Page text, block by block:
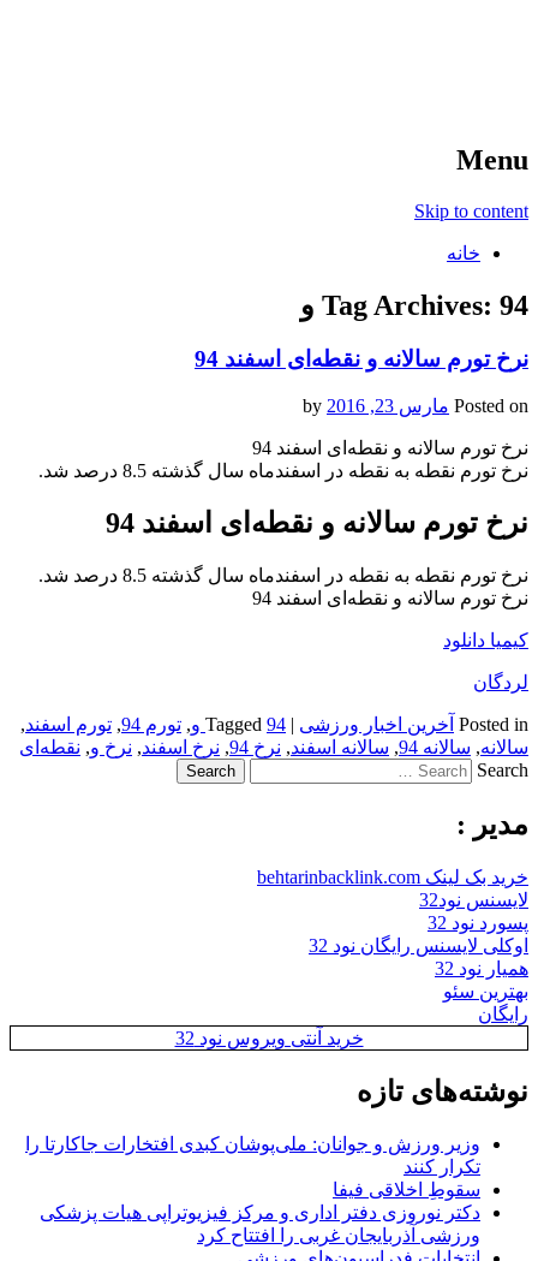
Menu
Skip to content
خانه
Tag Archives: 94 و
نرخ تورم سالانه و نقطه‌ای اسفند 94
Posted on مارس 23, 2016
نرخ تورم سالانه و نقطه‌ای اسفند 94
نرخ تورم نقطه به نقطه در اسفندماه سال گذشته 8.5 درصد شد.
نرخ تورم سالانه و نقطه‌ای اسفند 94
نرخ تورم نقطه به نقطه در اسفندماه سال گذشته 8.5 درصد شد.
نرخ تورم سالانه و نقطه‌ای اسفند 94
کیمیا دانلود
لردگان
Posted in آخرین اخبار ورزشی |
Tagged 94 و , تورم 94 , تورم اسفند,
سالانه, سالانه 94 , سالانه اسفند, نرخ 94 , نرخ اسفند, نرخ و, نقطه‌ای
Search
مدیر :
خرید بک لینک behtarinbacklink.com
لایسنس نود32
پسورد نود 32
اوکلی لایسنس رایگان نود 32
همیار نود 32
بهترین سئو
رایگان
خرید آنتی ویروس نود 32
نوشته‌های تازه
وزیر ورزش و جوانان: ملی‌پوشان کبدی افتخارات جاکارتا را
تکرار کنند
سقوطِ اخلاقی فیفا
دکتر نوروزی دفتر اداری و مرکز فیزیوتراپی هیات پزشکی
ورزشی آذربایجان غربی را افتتاح کرد